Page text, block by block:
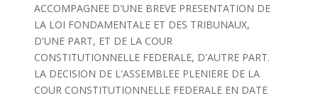
ACCOMPAGNEE D'UNE BREVE PRESENTATION DE
LA LOI FONDAMENTALE ET DES TRIBUNAUX,
D'UNE PART, ET DE LA COUR
CONSTITUTIONNELLE FEDERALE, D'AUTRE PART.
LA DECISION DE L'ASSEMBLEE PLENIERE DE LA
COUR CONSTITUTIONNELLE FEDERALE EN DATE